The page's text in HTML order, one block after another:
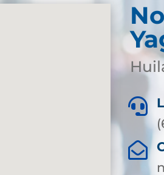

